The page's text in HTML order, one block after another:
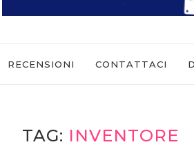
RECENSIONI CONTATTACI
TAG: INVENTORE